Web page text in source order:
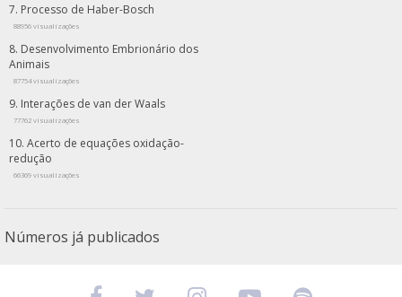
Processo de Haber-Bosch
88956 visualizações
Desenvolvimento Embrionário dos
Animais
87754 visualizações
Interações de van der Waals
77762 visualizações
Acerto de equações oxidação-
redução
66369 visualizações
Números já publicados